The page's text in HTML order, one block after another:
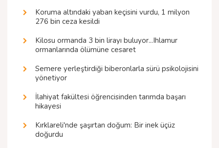
Koruma altındaki yaban keçisini vurdu, 1 milyon
276 bin ceza kesildi
Kilosu ormanda 3 bin lirayı buluyor...Ihlamur
ormanlarında ölümüne cesaret
Semere yerleştirdiği biberonlarla sürü psikolojisini
yönetiyor
İlahiyat fakültesi öğrencisinden tarımda başarı
hikayesi
Kırklareli'nde şaşırtan doğum: Bir inek üçüz
doğurdu